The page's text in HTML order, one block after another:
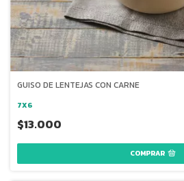
GUISO DE LENTEJAS CON CARNE
7X6
$13.000